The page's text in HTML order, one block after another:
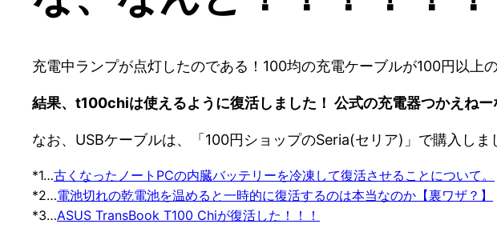
充電中ランプが点灯したのである！100均の充電ケーブルが100円以上
結果、t100chiは使えるように復活しました！ 公式の充電器つかえねー
なお、USBケーブルは、「100円ショップのSeria(セリア)」で購入しま
*1…古くなったノートPCの内臓バッテリーを冷凍して復活させることについて。
*2…電池切れの乾電池を温めると一時的に復活するのは本当なのか【裏ワザ？】
*3…ASUS TransBook T100 Chiが復活した！！！